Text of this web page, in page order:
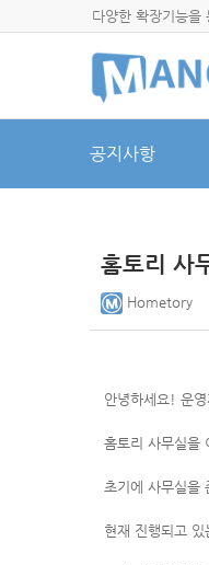
다양한 확장기능을
공지사항
홈토리 사
Hometory
안녕하세요! 운영
홈토리 사무실을
초기에 사무실을
현재 진행되고